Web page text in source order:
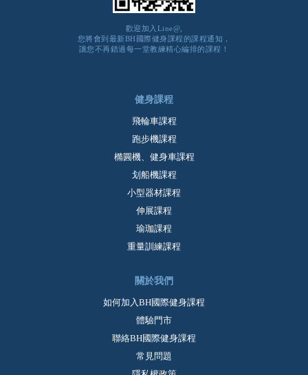
歡迎加入Line@,
您將會到最新BH國際健身課程的課程通知，
讓您不再錯過每一堂教練精心編排的課程！
健身課程
飛輪車課程
跑步機課程
橢圓機、健身車課程
划船機課程
小型器材課程
伸展課程
瑜珈課程
重量訓練課程
關於我們
如何加入BH國際健身課程
體驗門市
聯絡BH國際健身課程
常見問題